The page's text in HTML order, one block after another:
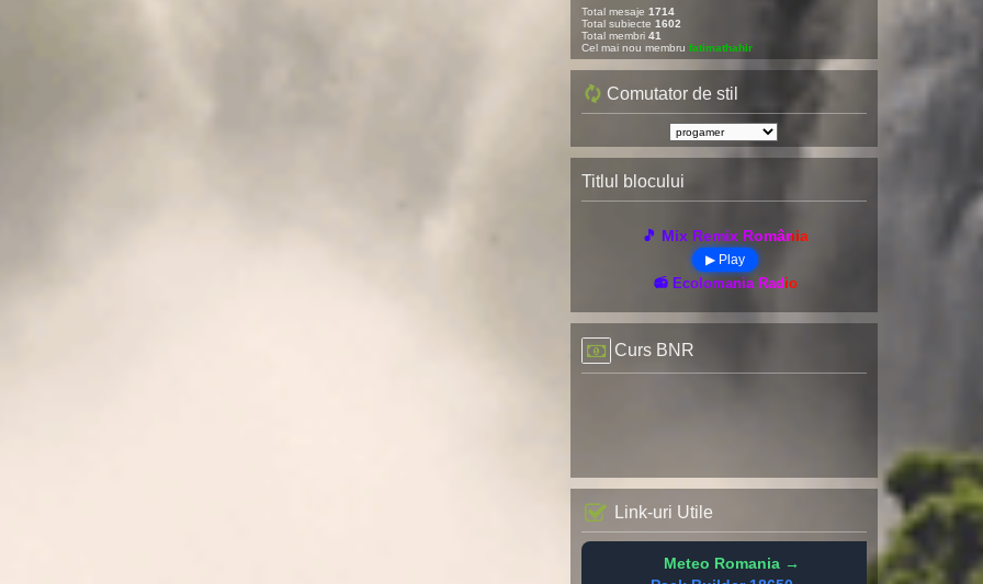
Total mesaje 1714
Total subiecte 1602
Total membri 41
Cel mai nou membru fatimathahir
Comutator de stil
Titlul blocului
🎵 Mix Remix România
▶ Play
📻 Ecolomania Radio
Curs BNR
Link-uri Utile
Meteo Romania →